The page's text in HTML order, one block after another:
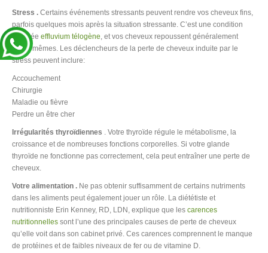
Stress . Certains événements stressants peuvent rendre vos cheveux fins,
parfois quelques mois après la situation stressante. C’est une condition
appelée effluvium télogène, et vos cheveux repoussent généralement
d’eux-mêmes. Les déclencheurs de la perte de cheveux induite par le
stress peuvent inclure:
Accouchement
Chirurgie
Maladie ou fièvre
Perdre un être cher
Irrégularités thyroïdiennes . Votre thyroïde régule le métabolisme, la
croissance et de nombreuses fonctions corporelles. Si votre glande
thyroïde ne fonctionne pas correctement, cela peut entraîner une perte de
cheveux.
Votre alimentation . Ne pas obtenir suffisamment de certains nutriments
dans les aliments peut également jouer un rôle. La diététiste et
nutritionniste Erin Kenney, RD, LDN, explique que les carences
nutritionnelles sont l’une des principales causes de perte de cheveux
qu’elle voit dans son cabinet privé. Ces carences comprennent le manque
de protéines et de faibles niveaux de fer ou de vitamine D.